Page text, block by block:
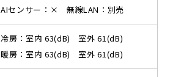
AIセンサー：× 無線LAN：別売
冷房：室内 63(dB) 室外 61(dB)
暖房：室内 63(dB) 室外 61(dB)